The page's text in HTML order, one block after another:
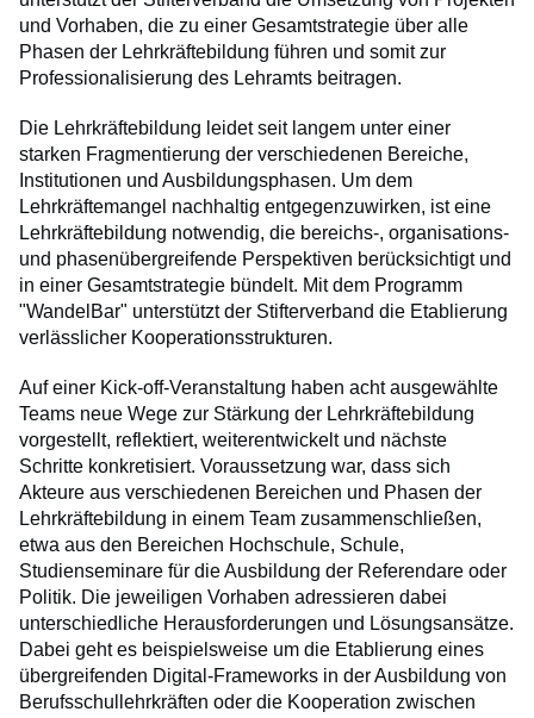
und Vorhaben, die zu einer Gesamtstrategie über alle
Phasen der Lehrkräftebildung führen und somit zur
Professionalisierung des Lehramts beitragen.
Die Lehrkräftebildung leidet seit langem unter einer
starken Fragmentierung der verschiedenen Bereiche,
Institutionen und Ausbildungsphasen. Um dem
Lehrkräftemangel nachhaltig entgegenzuwirken, ist eine
Lehrkräftebildung notwendig, die bereichs-, organisations-
und phasenübergreifende Perspektiven berücksichtigt und
in einer Gesamtstrategie bündelt. Mit dem Programm
"WandelBar" unterstützt der Stifterverband die Etablierung
verlässlicher Kooperationsstrukturen.
Auf einer Kick-off-Veranstaltung haben acht ausgewählte
Teams neue Wege zur Stärkung der Lehrkräftebildung
vorgestellt, reflektiert, weiterentwickelt und nächste
Schritte konkretisiert. Voraussetzung war, dass sich
Akteure aus verschiedenen Bereichen und Phasen der
Lehrkräftebildung in einem Team zusammenschließen,
etwa aus den Bereichen Hochschule, Schule,
Studienseminare für die Ausbildung der Referendare oder
Politik. Die jeweiligen Vorhaben adressieren dabei
unterschiedliche Herausforderungen und Lösungsansätze.
Dabei geht es beispielsweise um die Etablierung eines
übergreifenden Digital-Frameworks in der Ausbildung von
Berufsschullehrkräften oder die Kooperation zwischen